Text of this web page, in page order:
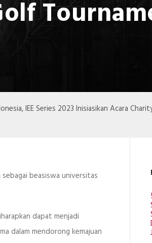
IEE Series 2023 Inisiasikan Acara
beasiswa universitas
dapat menjadi
dalam mendorong kemajuan